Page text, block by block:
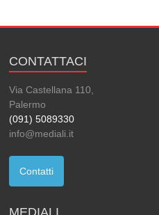
CONTATTACI
Via Castellana 110,
Palermo
(091) 5089330
info@mediali.it
Contatti
MEDIALI